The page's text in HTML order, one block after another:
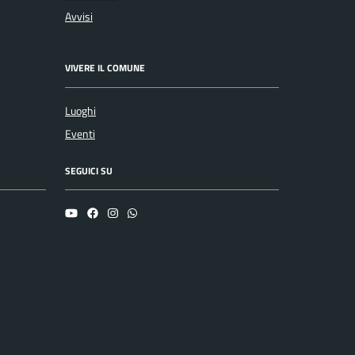
Avvisi
VIVERE IL COMUNE
Luoghi
Eventi
SEGUICI SU
YouTubeFacebookInstagramWhatsapp